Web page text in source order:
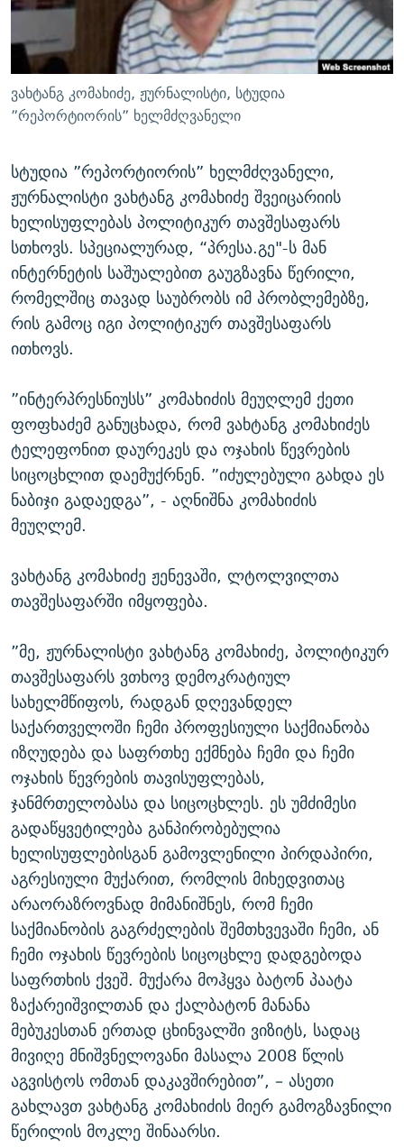
ᲛᲝᲚᲐᲞᲐᲠᲐᲙᲔ ᲢᲔᲥᲡᲢᲔᲑᲘ
ᲨᲘᲜ - ᲣᲪᲮᲝᲔᲗᲨᲘ
ᲚᲘᲢᲔᲠᲐᲢᲣᲠᲣᲚᲘ ᲬᲐᲮᲜᲐᲒᲔᲑᲘ
ᲐᲛᲔᲠᲘᲙᲣᲚᲘ ᲛᲝᲗᲮᲠᲝᲑᲐ
ᲩᲔᲛᲘ ᲡᲘᲙᲕᲓᲘᲚᲘᲡ ᲛᲘᲖᲔᲖᲘᲐ COVID-19
11 ᲬᲔᲚᲘ - 11 ᲐᲛᲑᲐᲕᲘ
ᲡᲐᲞᲐᲠᲚᲐᲛᲔᲜᲢᲝ ᲐᲠᲩᲔᲕᲜᲔᲑᲘᲡ ᲘᲡᲢᲝᲠᲘᲐ
ᲑᲐᲕᲨᲕᲔᲑᲘ ᲞᲠᲝᲡᲢᲘᲢᲣᲪᲘᲐᲨᲘ - ᲐᲛᲝᲣᲗᲥᲛᲔᲚᲘ ᲐᲛᲑᲐᲕᲘ
ᲐᲒᲕᲘᲡᲢᲝᲡ ᲝᲛᲘ
ПРИВЕТ ᲙᲣᲚᲢᲣᲠᲐ
ᲒᲐᲛᲝᲘᲬᲔᲠᲔ
ვახტანგ კომახიძე, ჟურნალისტი, სტუდია
”რეპორტიორის” ხელმძღვანელი
სტუდია ”რეპორტიორის” ხელმძღვანელი,
ჟურნალისტი ვახტანგ კომახიძე შვეიცარიის
ხელისუფლებას პოლიტიკურ თავშესაფარს
სთხოვს. სპეციალურად, “პრესა.გე"-ს მან
ინტერნეტის საშუალებით გაუგზავნა წერილი,
რომელშიც თავად საუბრობს იმ პრობლემებზე,
რის გამოც იგი პოლიტიკურ თავშესაფარს
ითხოვს.
”ინტერპრესნიუსს” კომახიძის მეუღლემ ქეთი
ფოფხაძემ განუცხადა, რომ ვახტანგ კომახიძეს
ტელეფონით დაურეკეს და ოჯახის წევრების
სიცოცხლით დაემუქრნენ. ”იძულებული გახდა ეს
ნაბიჯი გადაედგა”, - აღნიშნა კომახიძის
მეუღლემ.
ვახტანგ კომახიძე ჟენევაში, ლტოლვილთა
თავშესაფარში იმყოფება.
”მე, ჟურნალისტი ვახტანგ კომახიძე, პოლიტიკურ
თავშესაფარს ვთხოვ დემოკრატიულ
სახელმწიფოს, რადგან დღევანდელ
საქართველოში ჩემი პროფესიული საქმიანობა
იზღუდება და საფრთხე ექმნება ჩემი და ჩემი
ოჯახის წევრების თავისუფლებას,
ჯანმრთელობასა და სიცოცხლეს. ეს უმძიმესი
გადაწყვეტილება განპირობებულია
ხელისუფლებისგან გამოვლენილი პირდაპირი,
აგრესიული მუქარით, რომლის მიხედვითაც
არაორაზროვნად მიმანიშნეს, რომ ჩემი
საქმიანობის გაგრძელების შემთხვევაში ჩემი, ან
ჩემი ოჯახის წევრების სიცოცხლე დადგებოდა
საფრთხის ქვეშ. მუქარა მოჰყვა ბატონ პაატა
ზაქარეიშვილთან და ქალბატონ მანანა
მებუკესთან ერთად ცხინვალში ვიზიტს, სადაც
მივიღე მნიშვნელოვანი მასალა 2008 წლის
აგვისტოს ომთან დაკავშირებით”, – ასეთი
გახლავთ ვახტანგ კომახიძის მიერ გამოგზავნილი
წერილის მოკლე შინაარსი.